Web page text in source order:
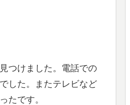
つけました。電話での
した。またテレビなど
たです。